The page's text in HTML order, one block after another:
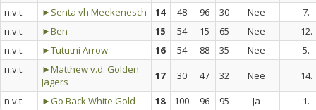
n.v.t.
►Senta vh Meekenesch 14 48 96 30 Nee
7.
n.v.t.
►Ben 15 54 15 65 Nee
12.
n.v.t.
►Tututni Arrow 16 54 88 35 Nee
5.
n.v.t.
►Matthew v.d. Golden
Jagers
17 30 47 32 Nee
14.
n.v.t.
►Go Back White Gold 18 100 96 95 Ja 1.